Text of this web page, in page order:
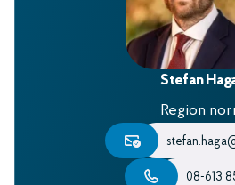
Stefan
Region
08-613